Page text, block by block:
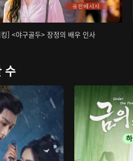
] <야구골두> 장정의 배우 인사
수